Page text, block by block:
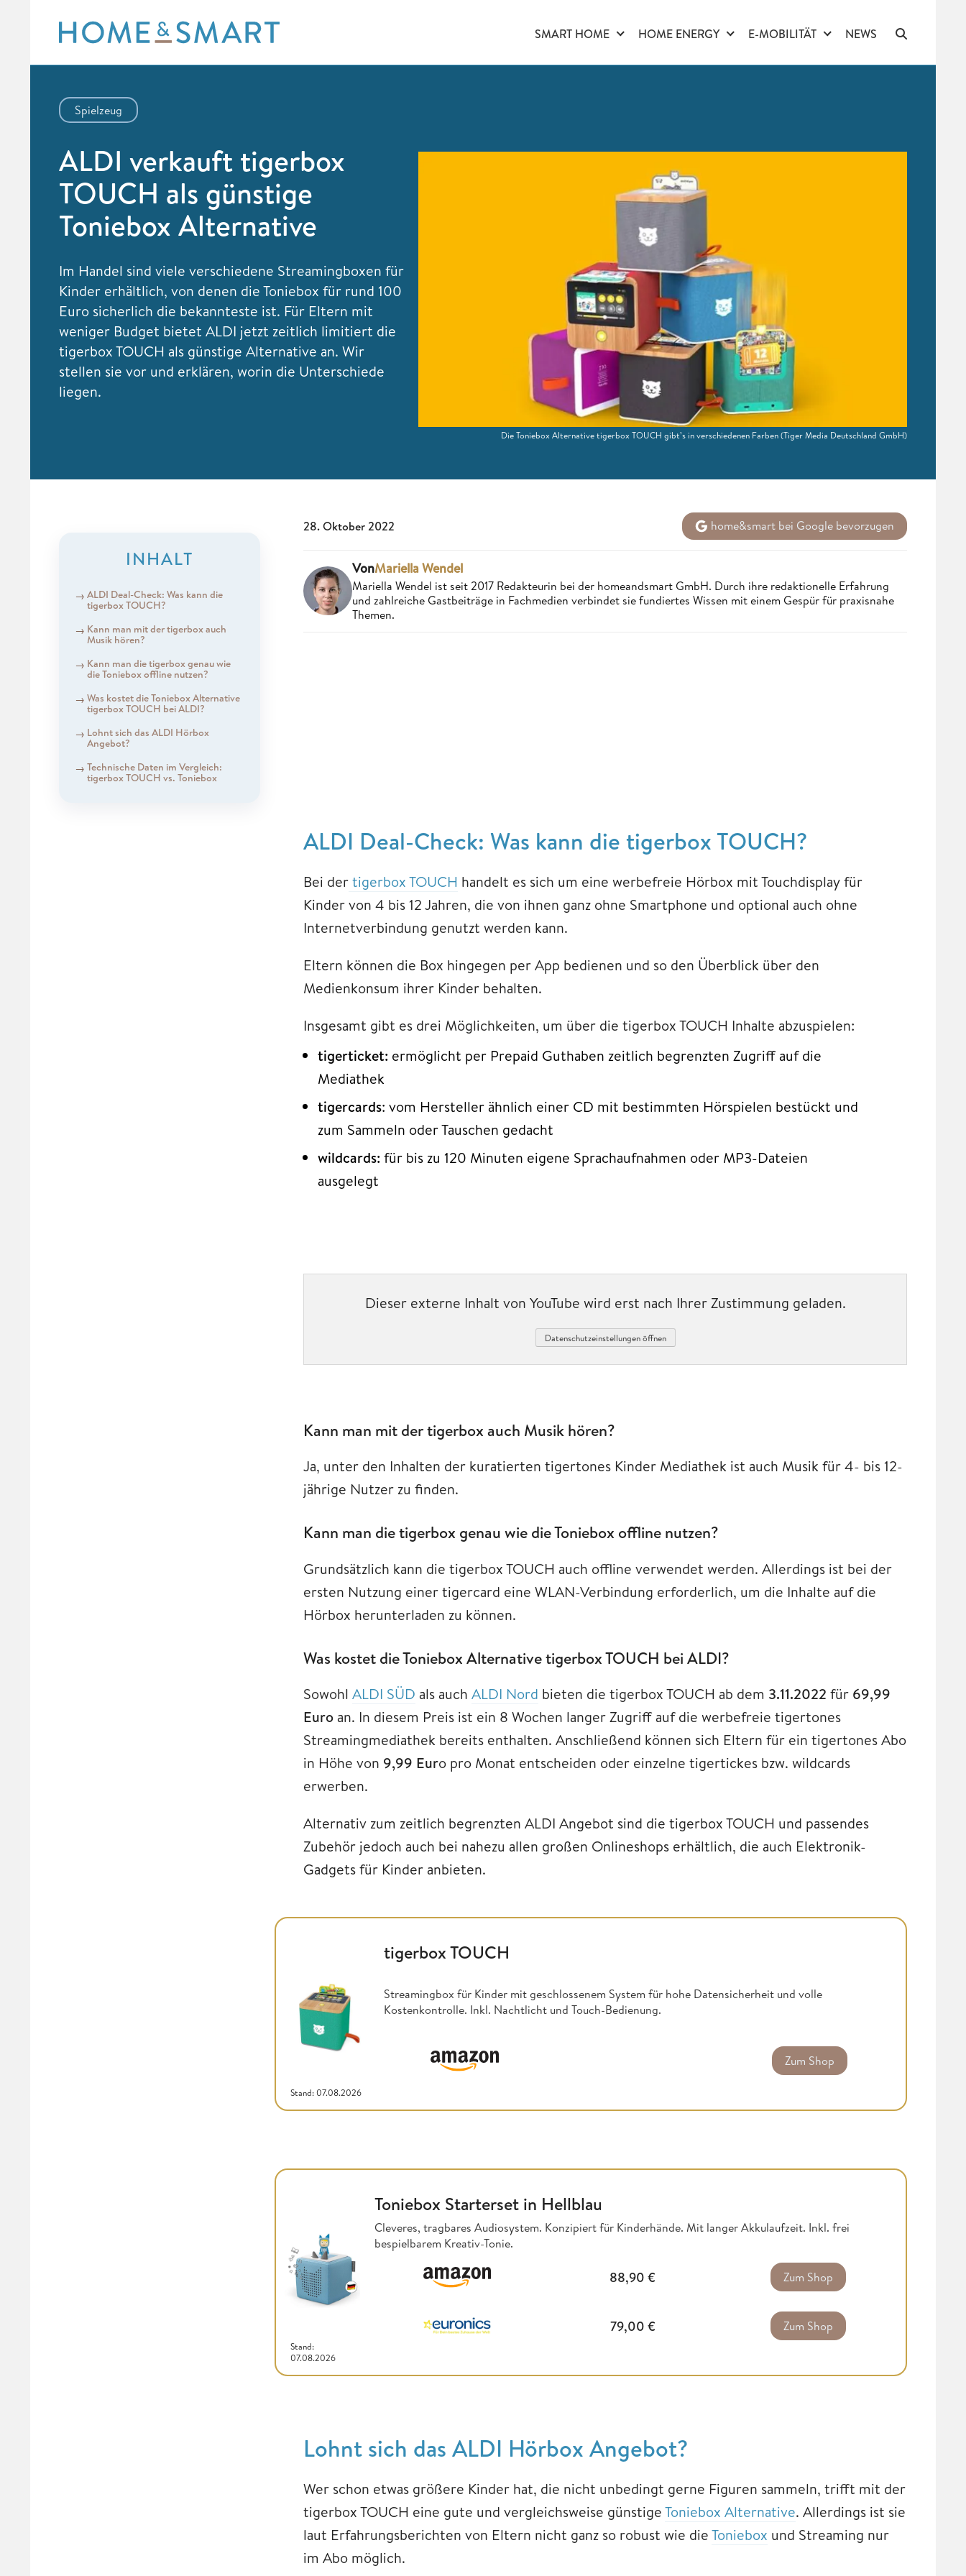
content
SMART HOME HOME ENERGY E-MOBILITÄT NEWS
Spielzeug
ALDI verkauft tigerbox
TOUCH als günstige
Toniebox Alternative
Im Handel sind viele verschiedene Streamingboxen für
Kinder erhältlich, von denen die Toniebox für rund 100
Euro sicherlich die bekannteste ist. Für Eltern mit
weniger Budget bietet ALDI jetzt zeitlich limitiert die
tigerbox TOUCH als günstige Alternative an. Wir
stellen sie vor und erklären, worin die Unterschiede
liegen.
Die Toniebox Alternative tigerbox TOUCH gibt’s in verschiedenen Farben(Tiger Media Deutschland GmbH)
INHALT
ALDI Deal-Check: Was kann die
tigerbox TOUCH?
Kann man mit der tigerbox auch
Musik hören?
Kann man die tigerbox genau wie
die Toniebox offline nutzen?
Was kostet die Toniebox Alternative
tigerbox TOUCH bei ALDI?
Lohnt sich das ALDI Hörbox
Angebot?
Technische Daten im Vergleich:
tigerbox TOUCH vs. Toniebox
28. Oktober 2022 home&smart bei Google bevorzugen
VonMariella Wendel
Mariella Wendel ist seit 2017 Redakteurin bei der homeandsmart GmbH. Durch ihre redaktionelle Erfahrung
und zahlreiche Gastbeiträge in Fachmedien verbindet sie fundiertes Wissen mit einem Gespür für praxisnahe
Themen.
ALDI Deal-Check: Was kann die tigerbox TOUCH?
Bei dertigerbox TOUCH handelt es sich um eine werbefreie Hörbox mit Touchdisplay für
Kinder von 4 bis 12 Jahren, die von ihnen ganz ohne Smartphone und optional auch ohne
Internetverbindung genutzt werden kann.
Eltern können die Box hingegen per App bedienen und so den Überblick über den
Medienkonsum ihrer Kinder behalten.
Insgesamt gibt es drei Möglichkeiten, um über die tigerbox TOUCH Inhalte abzuspielen:
tigerticket: ermöglicht per Prepaid Guthaben zeitlich begrenzten Zugriff auf die
Mediathek
tigercards: vom Hersteller ähnlich einer CD mit bestimmten Hörspielen bestückt und
zum Sammeln oder Tauschen gedacht
wildcards: für bis zu 120 Minuten eigene Sprachaufnahmen oder MP3-Dateien
ausgelegt
Dieser externe Inhalt von YouTube wird erst nach Ihrer Zustimmung geladen.
Datenschutzeinstellungen öffnen
Kann man mit der tigerbox auch Musik hören?
Ja, unter den Inhalten der kuratierten tigertones Kinder Mediathek ist auch Musik für 4- bis 12-
jährige Nutzer zu finden.
Kann man die tigerbox genau wie die Toniebox offline nutzen?
Grundsätzlich kann die tigerbox TOUCH auch offline verwendet werden. Allerdings ist bei der
ersten Nutzung einer tigercard eine WLAN-Verbindung erforderlich, um die Inhalte auf die
Hörbox herunterladen zu können.
Was kostet die Toniebox Alternative tigerbox TOUCH bei ALDI?
Sowohl ALDI SÜD als auch ALDI Nord bieten die tigerbox TOUCH ab dem 3.11.2022 für 69,99
Euro an. In diesem Preis ist ein 8 Wochen langer Zugriff auf die werbefreie tigertones
Streamingmediathek bereits enthalten. Anschließend können sich Eltern für ein tigertones Abo
in Höhe von 9,99 Euro pro Monat entscheiden oder einzelne tigertickes bzw. wildcards
erwerben.
Alternativ zum zeitlich begrenzten ALDI Angebot sind die tigerbox TOUCH und passendes
Zubehör jedoch auch bei nahezu allen großen Onlineshops erhältlich, die auch Elektronik-
Gadgets für Kinder anbieten.
Stand: 07.08.2026
tigerbox TOUCH
Streamingbox für Kinder mit geschlossenem System für hohe Datensicherheit und volle
Kostenkontrolle. Inkl. Nachtlicht und Touch-Bedienung.
Zum Shop
Stand:
07.08.2026
Toniebox Starterset in Hellblau
Cleveres, tragbares Audiosystem. Konzipiert für Kinderhände. Mit langer Akkulaufzeit. Inkl. frei
bespielbarem Kreativ-Tonie.
88,90€ Zum Shop
79,00 € Zum Shop
Lohnt sich das ALDI Hörbox Angebot?
Wer schon etwas größere Kinder hat, die nicht unbedingt gerne Figuren sammeln, trifft mit der
tigerbox TOUCH eine gute und vergleichsweise günstigeToniebox Alternative. Allerdings ist sie
laut Erfahrungsberichten von Eltern nicht ganz so robust wie dieToniebox und Streaming nur
im Abo möglich.